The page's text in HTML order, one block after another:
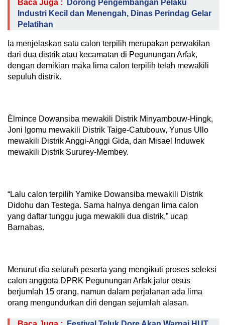
Baca Juga :
Dorong Pengembangan Pelaku
Industri Kecil dan Menengah, Dinas Perindag Gelar
Pelatihan
Ia menjelaskan satu calon terpilih merupakan perwakilan
dari dua distrik atau kecamatan di Pegunungan Arfak,
dengan demikian maka lima calon terpilih telah mewakili
sepuluh distrik.
Èlmince Dowansiba mewakili Distrik Minyambouw-Hingk,
Joni Igomu mewakili Distrik Taige-Catubouw, Yunus Ullo
mewakili Distrik Anggi-Anggi Gida, dan Misael Induwek
mewakili Distrik Sururey-Membey.
“Lalu calon terpilih Yamike Dowansiba mewakili Distrik
Didohu dan Testega. Sama halnya dengan lima calon
yang daftar tunggu juga mewakili dua distrik,” ucap
Barnabas.
Menurut dia seluruh peserta yang mengikuti proses seleksi
calon anggota DPRK Pegunungan Arfak jalur otsus
berjumlah 15 orang, namun dalam perjalanan ada lima
orang mengundurkan diri dengan sejumlah alasan.